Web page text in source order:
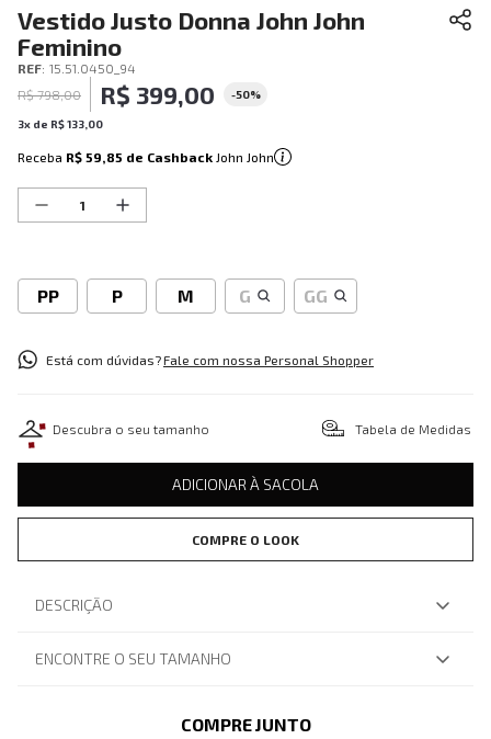
Vestido Justo Donna John John
Feminino
REF: 15.51.0450_94
R$ 798,00 R$ 399,00 -50%
3x de R$133 00
Receba R$ 59,85 de Cashback John John
PP P M G GG
Está com dúvidas?Fale com nossa Personal Shopper
Descubra o seu tamanho Tabela de Medidas
ADICIONAR À SACOLA
COMPRE O LOOK
DESCRIÇÃO
ENCONTRE O SEU TAMANHO
COMPRE JUNTO